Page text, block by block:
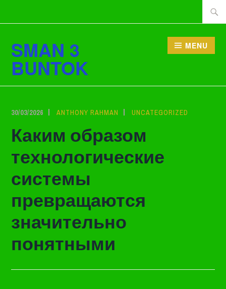
ke
Cari
SMAN 3
BUNTOK
MENU
30/03/2026 ANTHONY RAHMAN UNCATEGORIZED
Каким образом
технологические
системы
превращаются
значительно
понятными